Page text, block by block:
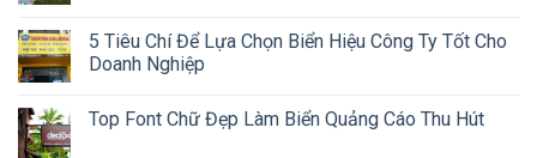
5 Tiêu Chí Để Lựa Chọn Biển Hiệu Công Ty Tốt Cho
Doanh Nghiệp
Top Font Chữ Đẹp Làm Biển Quảng Cáo Thu Hút